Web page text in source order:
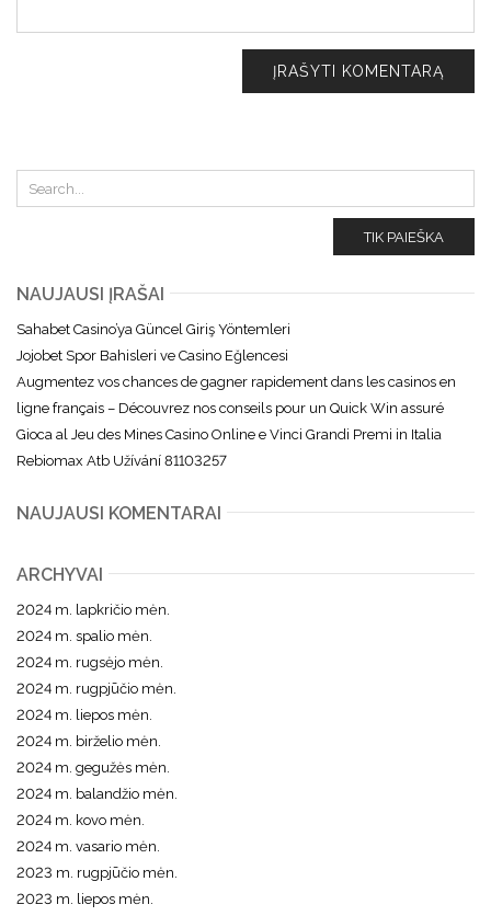
TIK PAIEŠKA
NAUJAUSI ĮRAŠAI
Sahabet Casino’ya Güncel Giriş Yöntemleri
Jojobet Spor Bahisleri ve Casino Eğlencesi
Augmentez vos chances de gagner rapidement dans les casinos en
ligne français – Découvrez nos conseils pour un Quick Win assuré
Gioca al Jeu des Mines Casino Online e Vinci Grandi Premi in Italia
Rebiomax Atb Užívání 81103257
NAUJAUSI KOMENTARAI
ARCHYVAI
2024 m. lapkričio mėn.
2024 m. spalio mėn.
2024 m. rugsėjo mėn.
2024 m. rugpjūčio mėn.
2024 m. liepos mėn.
2024 m. birželio mėn.
2024 m. gegužės mėn.
2024 m. balandžio mėn.
2024 m. kovo mėn.
2024 m. vasario mėn.
2023 m. rugpjūčio mėn.
2023 m. liepos mėn.